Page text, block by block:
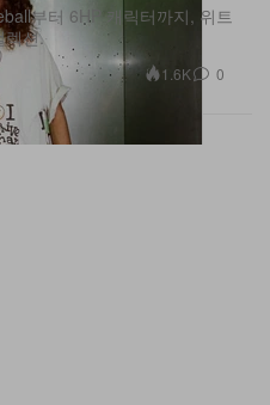
부터 6HP 캐릭터까지, 위트
렉션.
1.6K 0